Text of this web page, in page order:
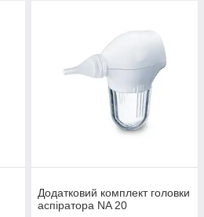
Додатковий комплект головки
аспіратора NA 20